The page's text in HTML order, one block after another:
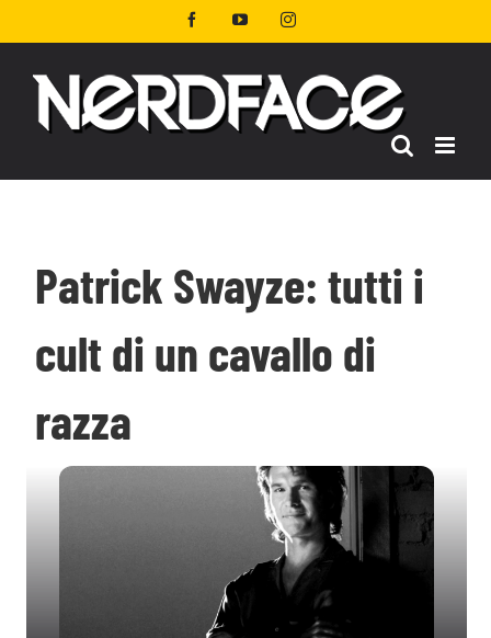
al
FacebookYouTubeInstagram
Patrick Swayze: tutti i
cult di un cavallo di
razza